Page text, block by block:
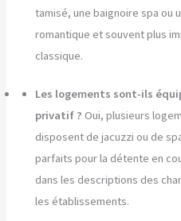
tamisé, une baignoire spa ou
romantique et souvent plus
classique.
Les logements sont-ils
privatif ? Oui, plusieurs
disposent de jacuzzi ou de
parfaits pour la détente en
dans les descriptions des
les établissements.